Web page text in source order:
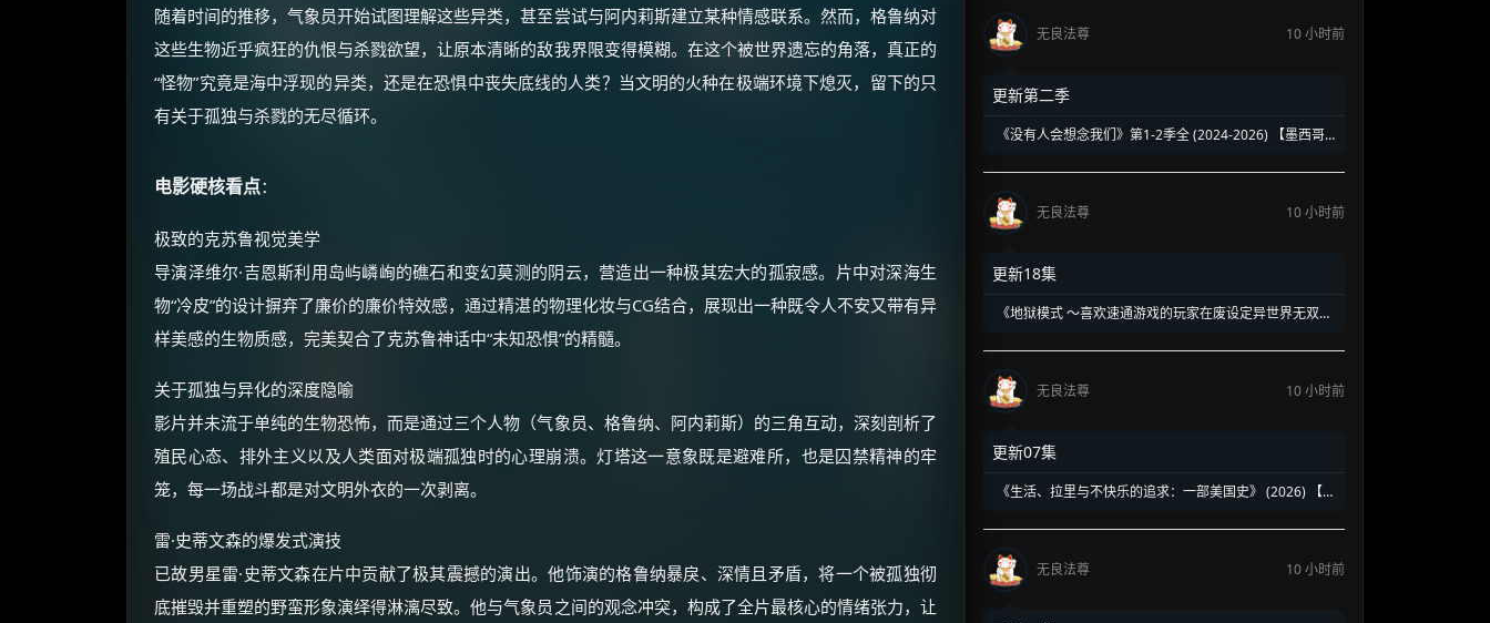
随着时间的推移，气象员开始试图理解这些异类，甚至尝试与阿内莉斯建立某种情感联系。然而，格鲁纳对
这些生物近乎疯狂的仇恨与杀戮欲望，让原本清晰的敌我界限变得模糊。在这个被世界遗忘的角落，真正的
“怪物”究竟是海中浮现的异类，还是在恐惧中丧失底线的人类？当文明的火种在极端环境下熄灭，留下的只
有关于孤独与杀戮的无尽循环。
电影硬核看点：
极致的克苏鲁视觉美学
导演泽维尔·吉恩斯利用岛屿嶙峋的礁石和变幻莫测的阴云，营造出一种极其宏大的孤寂感。片中对深海生
物“冷皮”的设计摒弃了廉价的廉价特效感，通过精湛的物理化妆与CG结合，展现出一种既令人不安又带有异
样美感的生物质感，完美契合了克苏鲁神话中“未知恐惧”的精髓。
关于孤独与异化的深度隐喻
影片并未流于单纯的生物恐怖，而是通过三个人物（气象员、格鲁纳、阿内莉斯）的三角互动，深刻剖析了
殖民心态、排外主义以及人类面对极端孤独时的心理崩溃。灯塔这一意象既是避难所，也是囚禁精神的牢
笼，每一场战斗都是对文明外衣的一次剥离。
雷·史蒂文森的爆发式演技
已故男星雷·史蒂文森在片中贡献了极其震撼的演出。他饰演的格鲁纳暴戾、深情且矛盾，将一个被孤独彻
底摧毁并重塑的野蛮形象演绎得淋漓尽致。他与气象员之间的观念冲突，构成了全片最核心的情绪张力，让
无良法尊 10 小时前
更新第二季
《没有人会想念我们》第1-2季全 (2024-2026) 【墨西哥/
下校园经营法则
无良法尊
10 小时前
更新18集
《地狱模式 ～喜欢速通游戏的玩家在废设定异世界无双
核废人玩家的受死流异世界无双 | 骨灰级高玩必看的硬核
转生神作
无良法尊
10 小时前
更新07集
《生活、拉里与不快乐的追求：一部美国史》 (2026) 【美
制热情》荒诞来袭
无良法尊
10 小时前
☕
朋友们辛苦了 💦
⚡ 前往【大淘客】领红包